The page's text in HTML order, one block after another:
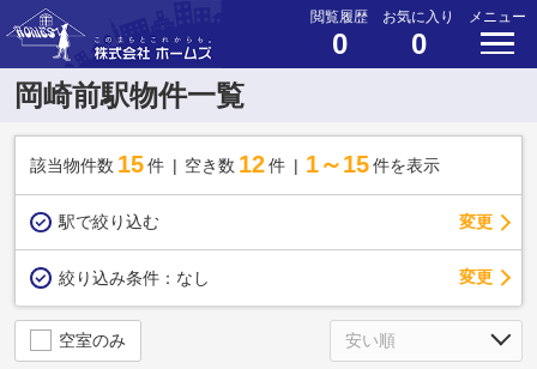
閲覧履歴
0
お気に入り
0
メニュー
岡崎前駅物件一覧
該当物件数 15件 空き数 12 件 1～15 件を表示
駅で絞り込む 変更
絞り込み条件： なし 変更
空室のみ